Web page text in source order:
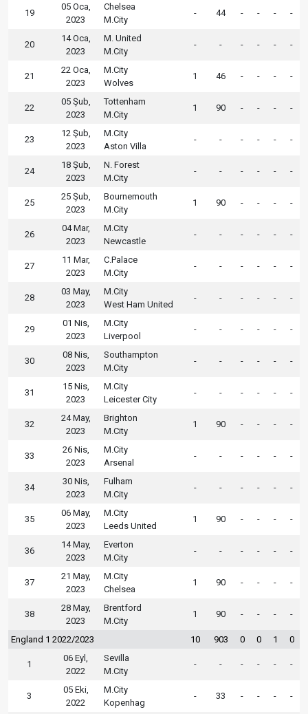
19
05 Oca,
2023
Chelsea
M.City
- 44 - - - -
20
14 Oca,
2023
M. United
M.City
- - - - - -
21
22 Oca,
2023
M.City
Wolves
1 46 - - - -
22
05 Şub,
2023
Tottenham
M.City
1 90 - - - -
23
12 Şub,
2023
M.City
Aston Villa
- - - - - -
24
18 Şub,
2023
N. Forest
M.City
- - - - - -
25
25 Şub,
2023
Bournemouth
M.City
1 90 - - - -
26
04 Mar,
2023
M.City
Newcastle
- - - - - -
27
11 Mar,
2023
C.Palace
M.City
- - - - - -
28
03 May,
2023
M.City
West Ham United
- - - - - -
29
01 Nis,
2023
M.City
Liverpool
- - - - - -
30
08 Nis,
2023
Southampton
M.City
- - - - - -
31
15 Nis,
2023
M.City
Leicester City
- - - - - -
32
24 May,
2023
Brighton
M.City
1 90 - - - -
33
26 Nis,
2023
M.City
Arsenal
- - - - - -
34
30 Nis,
2023
Fulham
M.City
- - - - - -
35
06 May,
2023
M.City
Leeds United
1 90 - - - -
36
14 May,
2023
Everton
M.City
- - - - - -
37
21 May,
2023
M.City
Chelsea
1 90 - - - -
38
28 May,
2023
Brentford
M.City
1 90 - - - -
England 1 2022/2023 10 903 0 0 1 0
1
06 Eyl,
2022
Sevilla
M.City
- - - - - -
3
05 Eki,
2022
M.City
Kopenhag
- 33 - - - -